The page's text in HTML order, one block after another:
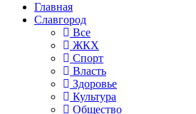
Главная
Славгород
Все
ЖКХ
Спорт
Власть
Здоровье
Культура
Общество